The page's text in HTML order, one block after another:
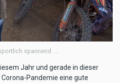
spannend ....
Jahr und gerade in dieser
Pandemie eine gute